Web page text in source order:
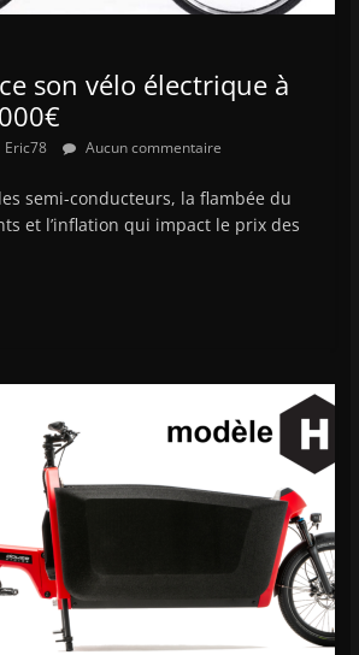
son vélo électrique à
Eric78 Aucun commentaire
semi-conducteurs, la flambée du
et l’inflation qui impact le prix des